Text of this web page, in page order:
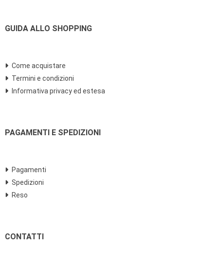
GUIDA ALLO SHOPPING
Come acquistare
Termini e condizioni
Informativa privacy ed estesa
PAGAMENTI E SPEDIZIONI
Pagamenti
Spedizioni
Reso
CONTATTI